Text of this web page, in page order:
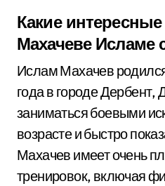
Какие
Махачеве Исламе
Ислам Махачев
года в городе Дербент,
заниматься боевыми
возрасте и быстро
Махачев имеет очень
тренировок, включая